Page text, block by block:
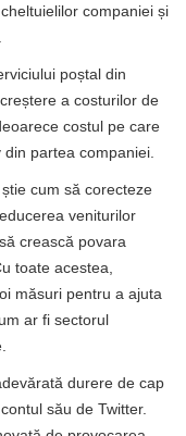
companiei și
poștal din
a costurilor de
costul pe care
partea companiei.
cum să corecteze
veniturilor
crească povara
toate acestea,
măsuri pentru a ajuta
ar fi sectorul
durere de cap
său de Twitter.